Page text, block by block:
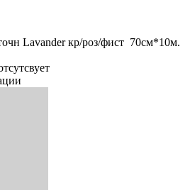
Lavander кр/роз/фист 70см*10м.